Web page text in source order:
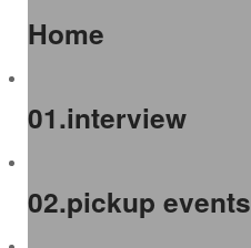
Home
01.interview
02.pickup events